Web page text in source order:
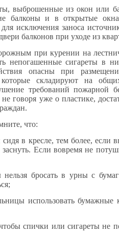
из окон или
балконы и в открытые
исключения заноса
балконов при уходе из
при курении на
непогашенные сигареты в
опасны при
которые складируют на
требований
говоря уже о пластике,
что:
в кресле, тем более, если
Если вовремя не
бросать в урны с
использовать бумажные
спички или сигареты не